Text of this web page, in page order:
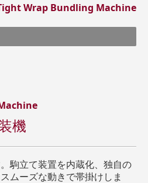
Wrap Bundling Machine
機
駒立て装置を内蔵化、独自の
ムーズな動きで帯掛けしま